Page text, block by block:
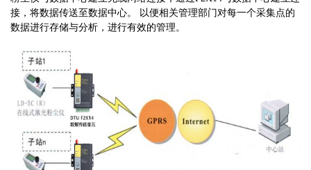
接，将数据传送至数据中心。 以便相关管理部门对每一个采集点的
数据进行存储与分析，进行有效的管理。